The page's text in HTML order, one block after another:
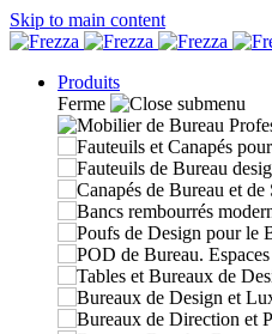
Skip to main content
Produits
Ferme